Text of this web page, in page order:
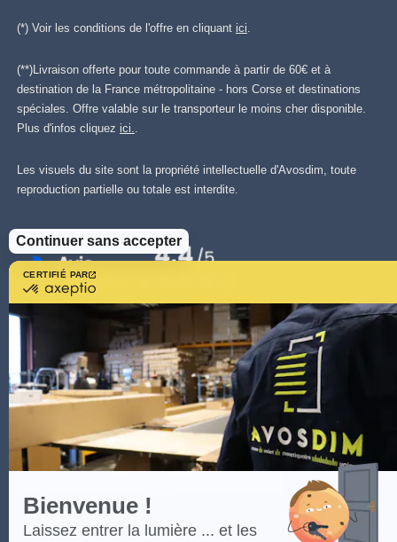
CERTIFIÉ PAR
savoir
plus
sur
Axeptio
Bienvenue !
Laissez entrer la lumière ... et les
Continuer sans accepter
(*) Voir les conditions de l'offre en cliquant ici
(**)Livraison offerte pour toute commande à partir de 60€ et à
destination de la France métropolitaine - hors Corse et destinations
spéciales. Offre valable sur le transporteur le moins cher disponible.
Plus d'infos cliquez ici.
Les visuels du site sont la propriété intellectuelle d'Avosdim, toute
reproduction partielle ou totale est interdite.